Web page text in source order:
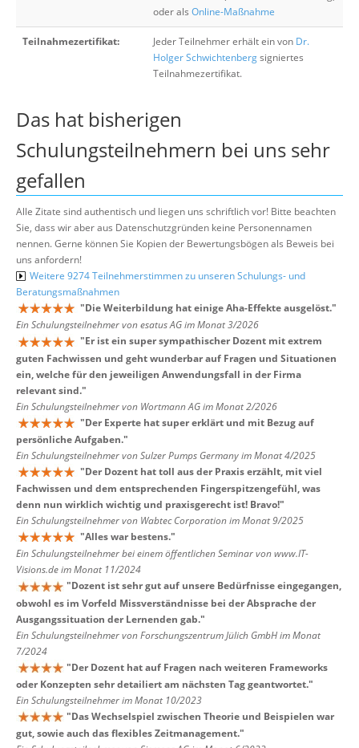
oder als Online-Maßnahme
Teilnahmezertifikat: Jeder Teilnehmer erhält ein von Dr.
Holger Schwichtenbergsigniertes
Teilnahmezertifikat.
Das hat bisherigen
Schulungsteilnehmern bei uns sehr
gefallen
Alle Zitate sind authentisch und liegen uns schriftlich vor! Bitte beachten
Sie, dass wir aber aus Datenschutzgründen keine Personennamen
nennen. Gerne können Sie Kopien der Bewertungsbögen als Beweis bei
uns anfordern!
Weitere 9274 Teilnehmerstimmen zu unseren Schulungs- und
Beratungsmaßnahmen
"Die Weiterbildung hat einige Aha-Effekte ausgelöst."
Ein Schulungsteilnehmer von esatus AG im Monat 3/2026
"Er ist ein super sympathischer Dozent mit extrem
guten Fachwissen und geht wunderbar auf Fragen und Situationen
ein, welche für den jeweiligen Anwendungsfall in der Firma
relevant sind."
Ein Schulungsteilnehmer von Wortmann AG im Monat 2/2026
"Der Experte hat super erklärt und mit Bezug auf
persönliche Aufgaben."
Ein Schulungsteilnehmer von Sulzer Pumps Germany im Monat 4/2025
"Der Dozent hat toll aus der Praxis erzählt, mit viel
Fachwissen und dem entsprechenden Fingerspitzengefühl, was
denn nun wirklich wichtig und praxisgerecht ist! Bravo!"
Ein Schulungsteilnehmer von Wabtec Corporation im Monat 9/2025
"Alles war bestens."
Ein Schulungsteilnehmer bei einem öffentlichen Seminar von www.IT-
Visions.de im Monat 11/2024
"Dozent ist sehr gut auf unsere Bedürfnisse eingegangen,
obwohl es im Vorfeld Missverständnisse bei der Absprache der
Ausgangssituation der Lernenden gab."
Ein Schulungsteilnehmer von Forschungszentrum Jülich GmbH im Monat
7/2024
"Der Dozent hat auf Fragen nach weiteren Frameworks
oder Konzepten sehr detailiert am nächsten Tag geantwortet."
Ein Schulungsteilnehmer im Monat 10/2023
"Das Wechselspiel zwischen Theorie und Beispielen war
gut, sowie auch das flexibles Zeitmanagement."